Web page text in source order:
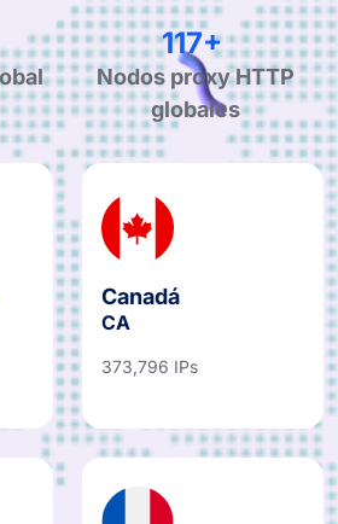
188+
Nodos proxy HTTP
globales
Canadá
CA
373,796 IPs